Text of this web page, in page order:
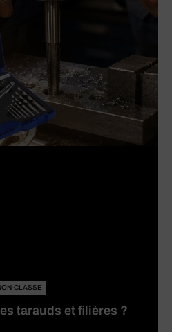
CLASSE
tarauds et filières ?